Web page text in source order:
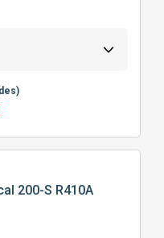
200-S R410A